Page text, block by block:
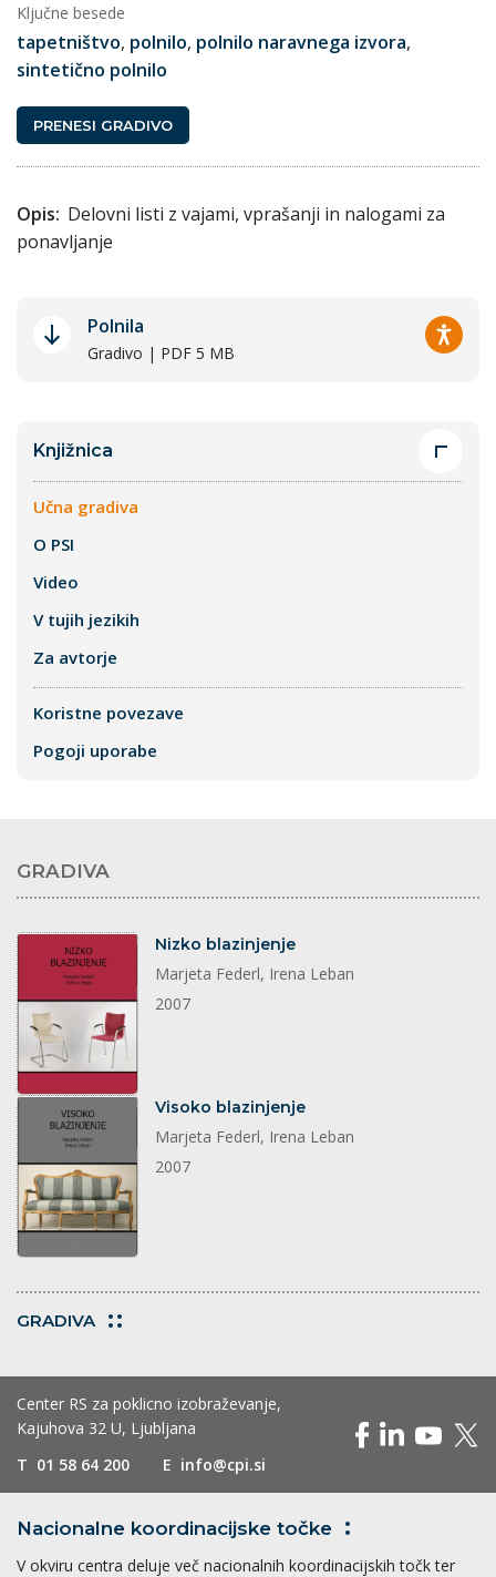
Ključne besede
tapetništvo, polnilo, polnilo naravnega izvora,
sintetično polnilo
PRENESI GRADIVO
Opis: Delovni listi z vajami, vprašanji in nalogami za
ponavljanje
Polnila
Gradivo | PDF 5 MB
Knjižnica
Učna gradiva
O PSI
Video
V tujih jezikih
Za avtorje
Koristne povezave
Pogoji uporabe
GRADIVA
dokument
Nizko blazinjenje
Marjeta Federl, Irena Leban
2007
dokument
Visoko blazinjenje
Marjeta Federl, Irena Leban
2007
GRADIVA
Center RS za poklicno izobraževanje,
Kajuhova 32 U, Ljubljana
T 01 58 64 200 E info@cpi.si
Nacionalne koordinacijske točke
V okviru centra deluje več nacionalnih koordinacijskih točk ter